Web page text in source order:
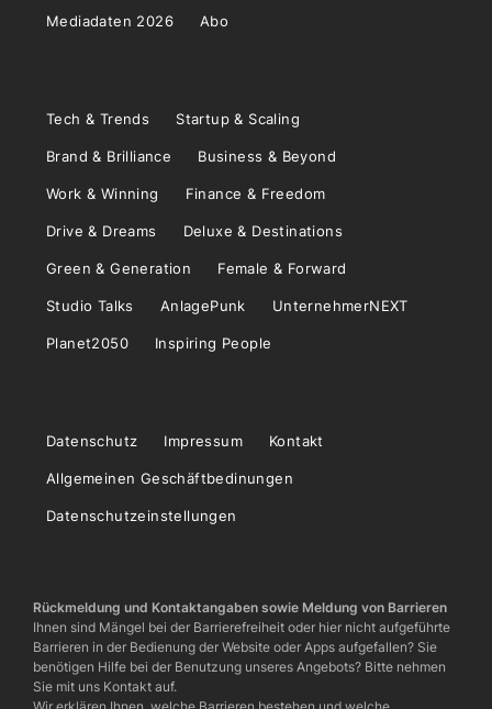
Mediadaten 2026 Abo
Tech & Trends Startup & Scaling
Brand & Brilliance Business & Beyond
Work & Winning Finance & Freedom
Drive & Dreams Deluxe & Destinations
Green & Generation Female & Forward
Studio Talks AnlagePunk UnternehmerNEXT
Planet2050 Inspiring People
Datenschutz Impressum Kontakt
Allgemeinen Geschäftbedinungen
Datenschutzeinstellungen
Rückmeldung und Kontaktangaben sowie Meldung von Barrieren
Ihnen sind Mängel bei der Barrierefreiheit oder hier nicht aufgeführte
Barrieren in der Bedienung der Website oder Apps aufgefallen? Sie
benötigen Hilfe bei der Benutzung unseres Angebots? Bitte nehmen
Sie mit uns Kontakt auf.